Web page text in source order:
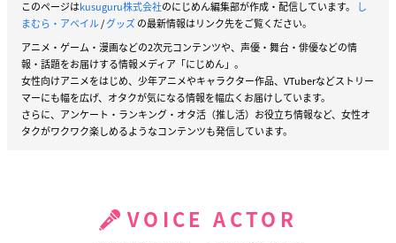
このページはkusuguru株式会社のにじめん編集部が作成・配信しています。
し
まむら・アベイル/グッズの最新情報はリンク先をご覧ください。
アニメ・ゲーム・漫画などの2次元コンテンツや、声優・舞台・俳優などの情
報・話題をお届けする情報メディア「にじめん」。
女性向けアニメをはじめ、少年アニメやキャラクター作品、VTuberなどストリー
マーにも幅を広げ、オタクが気になる情報を幅広くお届けしています。
さらに、アンケート・ランキング・オタ活（推し活）お役立ち情報など、女性オ
タクがワクワク楽しめるようなコンテンツも発信しています。
VOICE ACTOR